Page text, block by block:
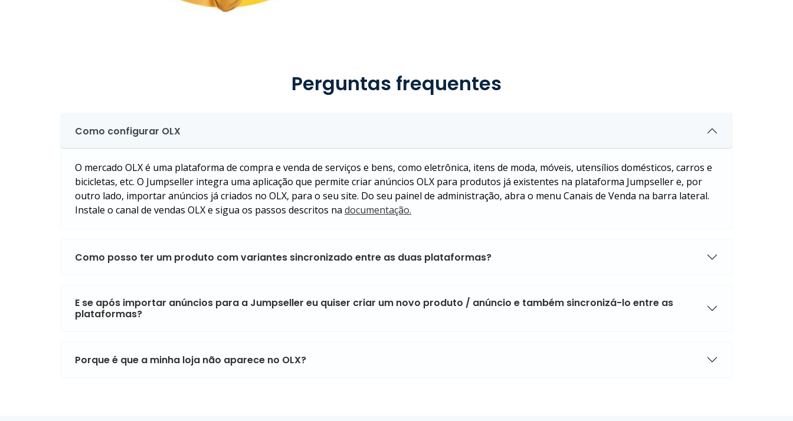
Perguntas frequentes
Como configurar OLX
O mercado OLX é uma plataforma de compra e venda de serviços e bens, como eletrônica, itens de moda, móveis, utensílios domésticos, carros e
bicicletas, etc. O Jumpseller integra uma aplicação que permite criar anúncios OLX para produtos já existentes na plataforma Jumpseller e, por
outro lado, importar anúncios já criados no OLX, para o seu site. Do seu painel de administração, abra o menu Canais de Venda na barra lateral.
Instale o canal de vendas OLX e sigua os passos descritos na documentação.
Como posso ter um produto com variantes sincronizado entre as duas plataformas?
E se após importar anúncios para a Jumpseller eu quiser criar um novo produto / anúncio e também sincronizá-lo entre as
plataformas?
Porque é que a minha loja não aparece no OLX?